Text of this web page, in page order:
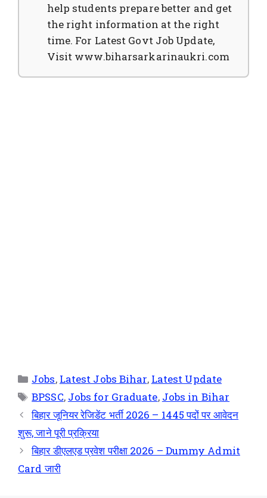
help students prepare better and get
the right information at the right
time. For Latest Govt Job Update,
Visit www.biharsarkarinaukri.com
Jobs, Latest Jobs Bihar, Latest Update
BPSSC, Jobs for Graduate, Jobs in Bihar
बिहार जूनियर रेजिडेंट भर्ती 2026 – 1445 पदों पर आवेदन
शुरू, जाने पूरी प्रक्रिया
बिहार डीएलएड प्रवेश परीक्षा 2026 – Dummy Admit
Card जारी